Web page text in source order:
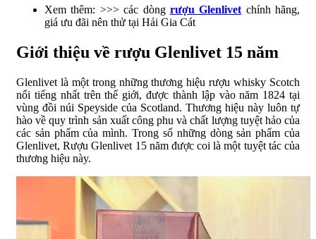
Xem thêm: >>> các dòng rượu Glenlivet chính hãng,
giá ưu đãi nên thử tại Hải Gia Cát
Giới thiệu về rượu Glenlivet 15 năm
Glenlivet là một trong những thương hiệu rượu whisky Scotch
nổi tiếng nhất trên thế giới, được thành lập vào năm 1824 tại
vùng đồi núi Speyside của Scotland. Thương hiệu này luôn tự
hào về quy trình sản xuất công phu và chất lượng tuyệt hảo của
các sản phẩm của mình. Trong số những dòng sản phẩm của
Glenlivet, Rượu Glenlivet 15 năm được coi là một tuyệt tác của
thương hiệu này.